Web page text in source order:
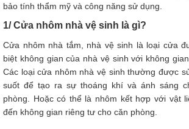
bảo tính thẩm mỹ và công năng sử dụng.
1/ Cửa nhôm nhà vệ sinh là gì?
Cửa nhôm nhà tắm, nhà vệ sinh là loại cửa
biệt không gian của nhà vệ sinh với không
Các loại cửa nhôm nhà vệ sinh thường được
suốt để tạo ra sự thoáng khí và ánh sáng
phòng. Hoặc có thể là nhôm kết hợp với vật
đến không gian riêng tư cho căn phòng.